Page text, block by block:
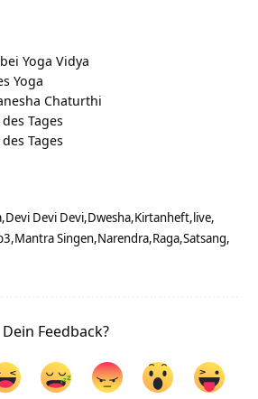
Yoga Vidya
Yoga
Chaturthi
Tages
Tages
Devi Devi Devi Dwesha Kirtanheft live
Mantra Singen Narendra Raga Satsang
Dein Feedback?